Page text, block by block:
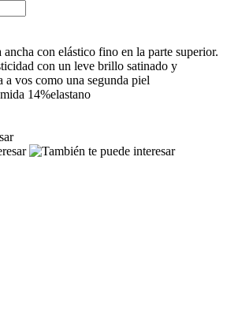
con elástico fino en la parte superior.
con un leve brillo satinado y
a vos como una segunda piel
14%elastano